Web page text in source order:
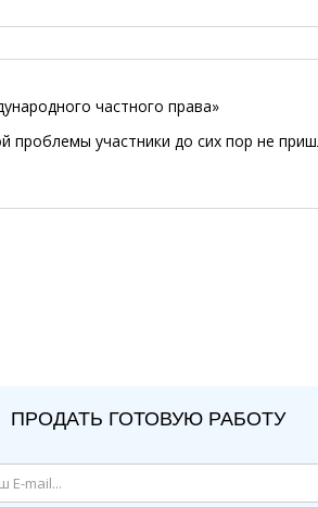
частного права»
проблемы участники до сих пор не
ПРОДАТЬ ГОТОВУЮ РАБОТУ